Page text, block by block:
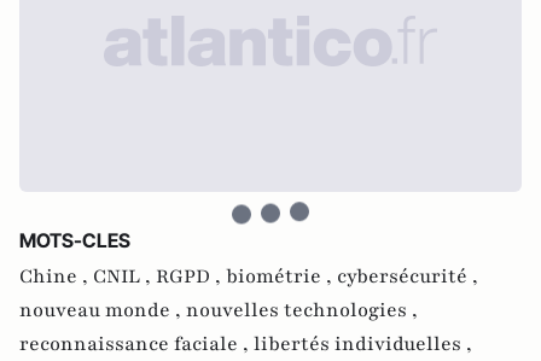
MOTS-CLES
Chine , CNIL , RGPD , biométrie , cybersécurité ,
nouveau monde , nouvelles technologies ,
reconnaissance faciale , libertés individuelles ,